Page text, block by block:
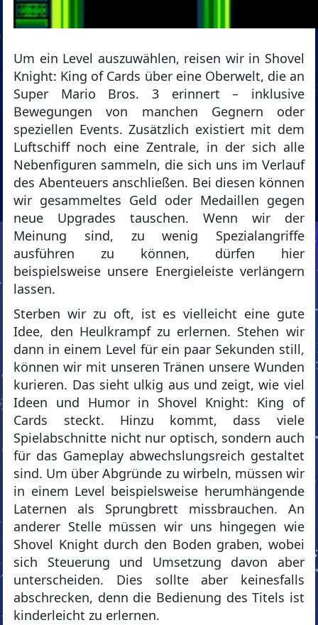
Um ein Level auszuwählen, reisen wir in Shovel
Knight: King of Cards über eine Oberwelt, die an
Super Mario Bros. 3 erinnert – inklusive
Bewegungen von manchen Gegnern oder
speziellen Events. Zusätzlich existiert mit dem
Luftschiff noch eine Zentrale, in der sich alle
Nebenfiguren sammeln, die sich uns im Verlauf
des Abenteuers anschließen. Bei diesen können
wir gesammeltes Geld oder Medaillen gegen
neue Upgrades tauschen. Wenn wir der
Meinung sind, zu wenig Spezialangriffe
ausführen zu können, dürfen hier
beispielsweise unsere Energieleiste verlängern
lassen.
Sterben wir zu oft, ist es vielleicht eine gute
Idee, den Heulkrampf zu erlernen. Stehen wir
dann in einem Level für ein paar Sekunden still,
können wir mit unseren Tränen unsere Wunden
kurieren. Das sieht ulkig aus und zeigt, wie viel
Ideen und Humor in Shovel Knight: King of
Cards steckt. Hinzu kommt, dass viele
Spielabschnitte nicht nur optisch, sondern auch
für das Gameplay abwechslungsreich gestaltet
sind. Um über Abgründe zu wirbeln, müssen wir
in einem Level beispielsweise herumhängende
Laternen als Sprungbrett missbrauchen. An
anderer Stelle müssen wir uns hingegen wie
Shovel Knight durch den Boden graben, wobei
sich Steuerung und Umsetzung davon aber
unterscheiden. Dies sollte aber keinesfalls
abschrecken, denn die Bedienung des Titels ist
kinderleicht zu erlernen.